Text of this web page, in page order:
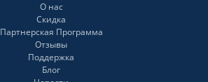
О нас
Скидка
Партнерская Программа
Отзывы
Поддержка
Блог